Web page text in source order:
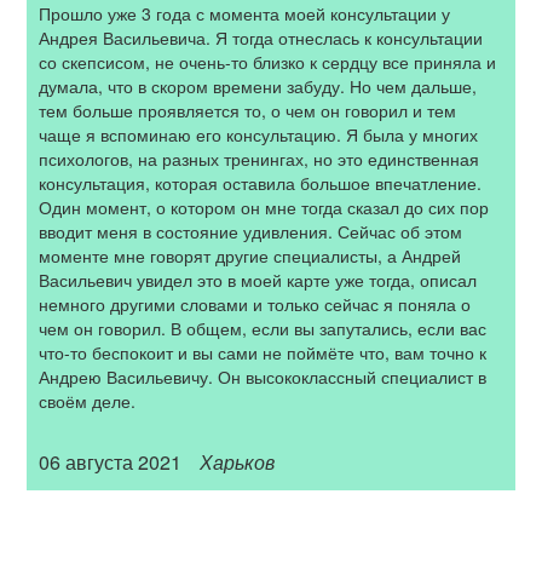
Прошло уже 3 года с момента моей консультации у
Андрея Васильевича. Я тогда отнеслась к консультации
со скепсисом, не очень-то близко к сердцу все приняла и
думала, что в скором времени забуду. Но чем дальше,
тем больше проявляется то, о чем он говорил и тем
чаще я вспоминаю его консультацию. Я была у многих
психологов, на разных тренингах, но это единственная
консультация, которая оставила большое впечатление.
Один момент, о котором он мне тогда сказал до сих пор
вводит меня в состояние удивления. Сейчас об этом
моменте мне говорят другие специалисты, а Андрей
Васильевич увидел это в моей карте уже тогда, описал
немного другими словами и только сейчас я поняла о
чем он говорил. В общем, если вы запутались, если вас
что-то беспокоит и вы сами не поймёте что, вам точно к
Андрею Васильевичу. Он высококлассный специалист в
своём деле.
06 августа 2021 Харьков